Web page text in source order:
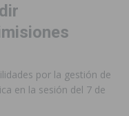
por la gestión de
en la sesión del 7 de